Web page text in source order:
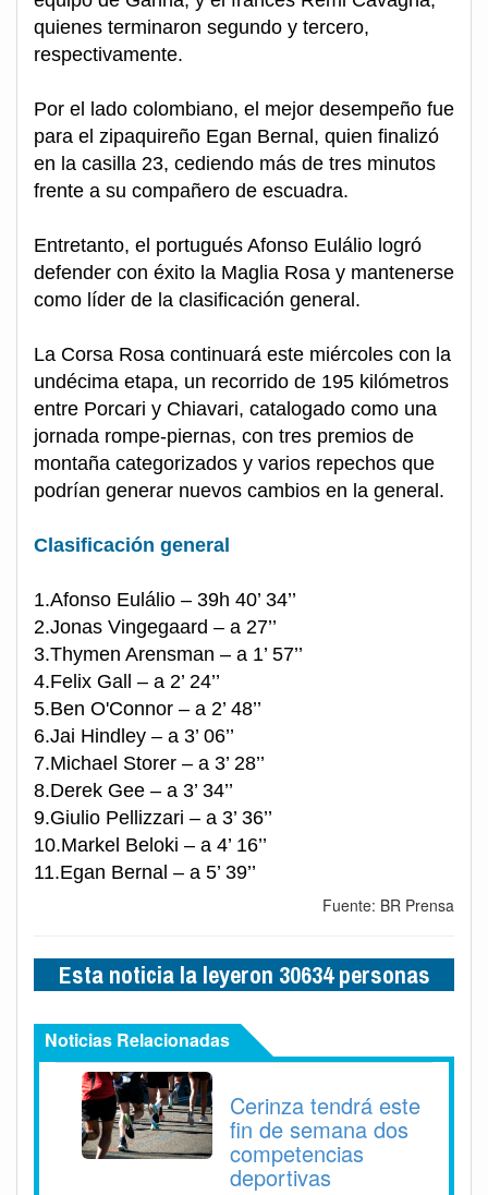
quienes terminaron segundo y tercero,
respectivamente.
Por el lado colombiano, el mejor desempeño fue
para el zipaquireño Egan Bernal, quien finalizó
en la casilla 23, cediendo más de tres minutos
frente a su compañero de escuadra.
Entretanto, el portugués Afonso Eulálio logró
defender con éxito la Maglia Rosa y mantenerse
como líder de la clasificación general.
La Corsa Rosa continuará este miércoles con la
undécima etapa, un recorrido de 195 kilómetros
entre Porcari y Chiavari, catalogado como una
jornada rompe-piernas, con tres premios de
montaña categorizados y varios repechos que
podrían generar nuevos cambios en la general.
Clasificación general
1.Afonso Eulálio – 39h 40’ 34’’
2.Jonas Vingegaard – a 27’’
3.Thymen Arensman – a 1’ 57’’
4.Felix Gall – a 2’ 24’’
5.Ben O'Connor – a 2’ 48’’
6.Jai Hindley – a 3’ 06’’
7.Michael Storer – a 3’ 28’’
8.Derek Gee – a 3’ 34’’
9.Giulio Pellizzari – a 3’ 36’’
10.Markel Beloki – a 4’ 16’’
11.Egan Bernal – a 5’ 39’’
Fuente: BR Prensa
Esta noticia la leyeron 30634 personas
Noticias Relacionadas
Cerinza tendrá este
fin de semana dos
competencias
deportivas